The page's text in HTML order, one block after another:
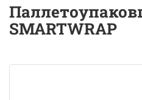
SMARTWRAP